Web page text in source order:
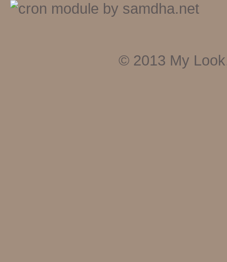
© 2013 My Look